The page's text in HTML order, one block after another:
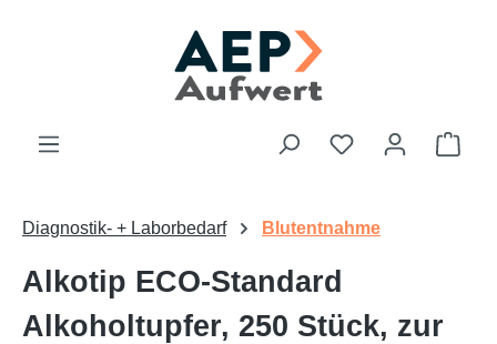
Du hast 0
Diagnostik- + Laborbedarf Blutentnahme
Alkotip ECO-Standard
Alkoholtupfer, 250 Stück, zur